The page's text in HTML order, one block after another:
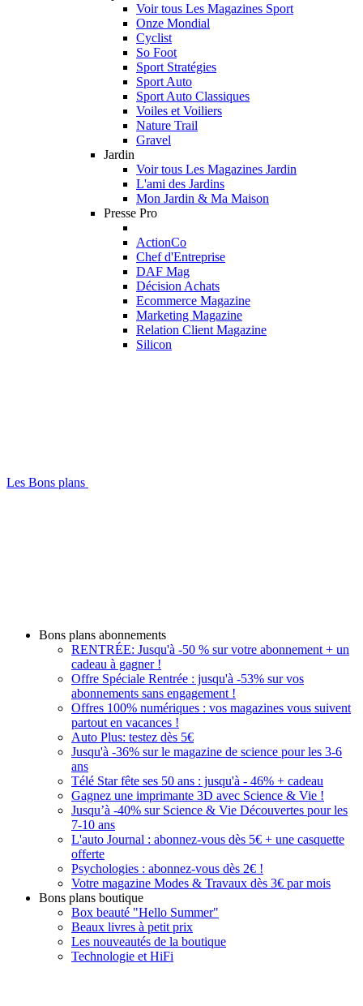
Voir tous Les Magazines Sport
Onze Mondial
Cyclist
So Foot
Sport Stratégies
Sport Auto
Sport Auto Classiques
Voiles et Voiliers
Nature Trail
Gravel
Jardin
Voir tous Les Magazines Jardin
L'ami des Jardins
Mon Jardin & Ma Maison
Presse Pro
ActionCo
Chef d'Entreprise
DAF Mag
Décision Achats
Ecommerce Magazine
Marketing Magazine
Relation Client Magazine
Silicon
Les Bons plans
Bons plans abonnements
RENTRÉE: Jusqu'à -50 % sur votre abonnement + un
cadeau à gagner !
Offre Spéciale Rentrée : jusqu'à -53% sur vos
abonnements sans engagement !
Offres 100% numériques : vos magazines vous suivent
partout en vacances !
Auto Plus: testez dès 5€
Jusqu'à -36% sur le magazine de science pour les 3-6
ans
Télé Star fête ses 50 ans : jusqu'à - 46% + cadeau
Gagnez une imprimante 3D avec Science & Vie !
Jusqu’à -40% sur Science & Vie Découvertes pour les
7-10 ans
L'auto Journal : abonnez-vous dès 5€ + une casquette
offerte
Psychologies : abonnez-vous dès 2€ !
Votre magazine Modes & Travaux dès 3€ par mois
Bons plans boutique
Box beauté "Hello Summer"
Beaux livres à petit prix
Les nouveautés de la boutique
Technologie et HiFi